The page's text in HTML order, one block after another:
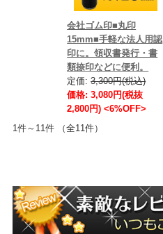
会社ゴム印■丸印
15mm■手軽な法人用認
印に。領収書発行・書
類捺印などに便利。
定価:3,300円(税込)
価格: 3,080円(税抜
2,800円) <6%OFF>
1件～11件 （全11件）